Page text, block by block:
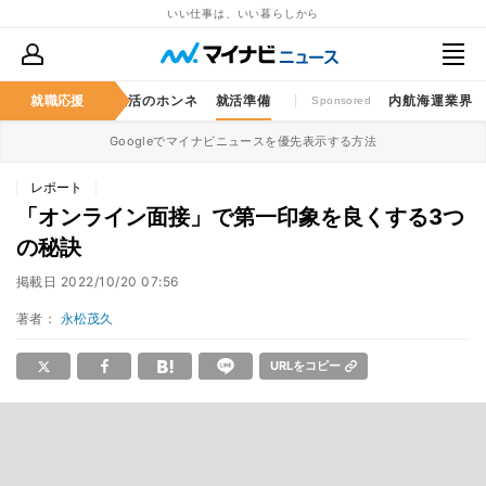
いい仕事は、いい暮らしから
就職応援
仕事のゲンバ 就活のホンネ 就活準備 Sponsored 内航海運業界
Googleでマイナビニュースを優先表示する方法
レポート
「オンライン面接」で第一印象を良くする3つ
の秘訣
掲載日 2022/10/20 07:56
著者： 永松茂久
URLをコピー